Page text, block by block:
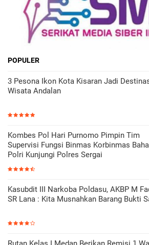
POPULER
3 Pesona Ikon Kota Kisaran Jadi
Wisata Andalan
Kombes Pol Hari Purnomo Pimpin Tim
Supervisi Fungsi Binmas Korbinmas
Polri Kunjungi Polres Sergai
Kasubdit III Narkoba Poldasu, AKBP M
SR Lana : Kita Musnahkan Barang Bukti